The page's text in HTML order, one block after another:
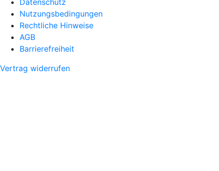
Nutzungsbedingungen
Rechtliche Hinweise
AGB
Barrierefreiheit
Vertrag widerrufen